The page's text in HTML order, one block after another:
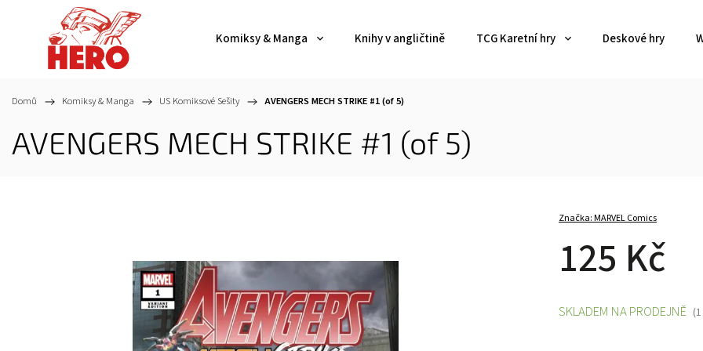
Komiksy & Manga Knihy v angličtině TCG Karetní hry Deskové hry
Domů / Komiksy & Manga / US Komiksové Sešity / AVENGERS MECH STRIKE #1 (of 5)
AVENGERS MECH STRIKE #1 (of 5)
Značka:MARVEL Comics
125 Kč
SKLADEM NA PRODEJNĚ